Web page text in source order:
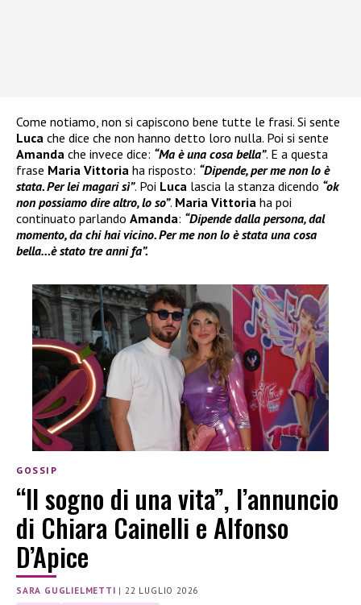
Come notiamo, non si capiscono bene tutte le frasi. Si sente
Luca che dice che non hanno detto loro nulla. Poi si sente
Amanda che invece dice: “Ma è una cosa bella”. E a questa
frase Maria Vittoria ha risposto: “Dipende, per me non lo è
stata. Per lei magari sì”. Poi Luca lascia la stanza dicendo “ok
non possiamo dire altro, lo so”. Maria Vittoria ha poi
continuato parlando Amanda: “Dipende dalla persona, dal
momento, da chi hai vicino. Per me non lo è stata una cosa
bella…è stato tre anni fa”.
GOSSIP
“Il sogno di una vita”, l’annuncio
di Chiara Cainelli e Alfonso
D’Apice
SARA GUGLIELMETTI | 22 LUGLIO 2026